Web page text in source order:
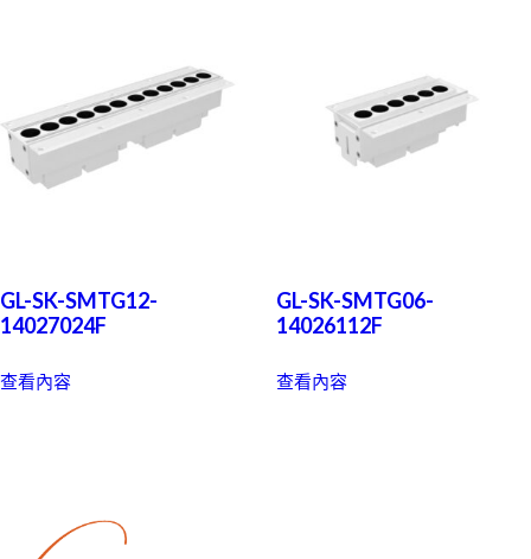
GL-SK-SMTG12-
14027024F
查看內容
GL-SK-SMTG06-
14026112F
查看內容